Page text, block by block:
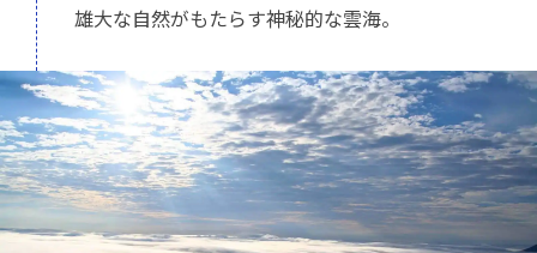
雄大な自然がもたらす神秘的な雲海。